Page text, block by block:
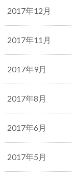
2017年12月
2017年11月
2017年9月
2017年8月
2017年6月
2017年5月